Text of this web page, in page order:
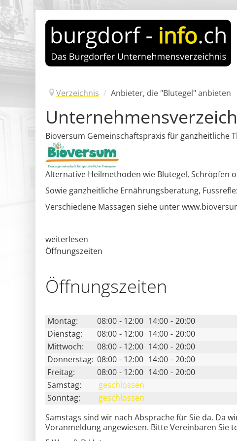
Verzeichnis / Anbieter, die "Blutegel" anbieten
Bioversum Gemeinschaftspraxis für ganzheitliche
Alternative Heilmethoden wie Blutegel, Schröpfen
Sowie ganzheitliche Ernährungsberatung,
Verschiedene Massagen siehe unter
weiterlesen
Öffnungszeiten
Öffnungs­zeiten
Montag: 08:00 - 12:00 14:00 - 20:00
Dienstag:
08:00 - 12:00 14:00 - 20:00
Mittwoch:
08:00 - 12:00 14:00 - 20:00
Donnerstag: 08:00 - 12:00 14:00 - 20:00
Freitag:
08:00 - 12:00 14:00 - 20:00
Samstag:
geschlossen
Sonntag:
geschlossen
Samstags sind wir nach Absprache für Sie da. Da
Voranmeldung angewiesen. Bitte Vereinbaren Sie